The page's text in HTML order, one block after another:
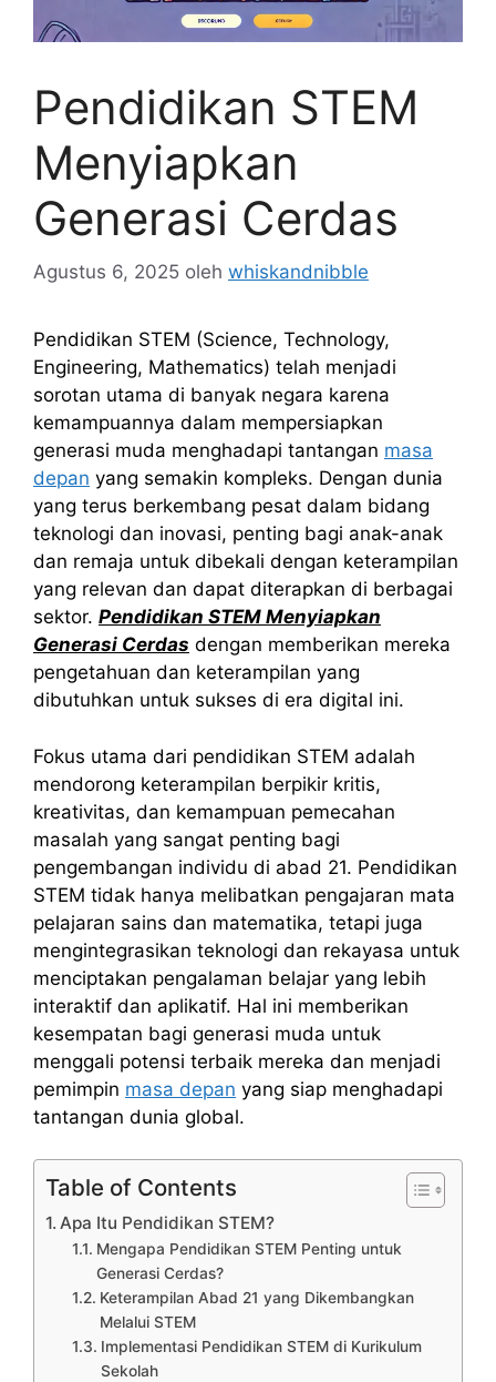
Pendidikan STEM
Menyiapkan
Generasi Cerdas
Agustus 6, 2025 oleh whiskandnibble
Pendidikan STEM (Science, Technology,
Engineering, Mathematics) telah menjadi
sorotan utama di banyak negara karena
kemampuannya dalam mempersiapkan
generasi muda menghadapi tantangan masa
depan yang semakin kompleks. Dengan dunia
yang terus berkembang pesat dalam bidang
teknologi dan inovasi, penting bagi anak-anak
dan remaja untuk dibekali dengan keterampilan
yang relevan dan dapat diterapkan di berbagai
sektor. Pendidikan STEM Menyiapkan
Generasi Cerdas dengan memberikan mereka
pengetahuan dan keterampilan yang
dibutuhkan untuk sukses di era digital ini.
Fokus utama dari pendidikan STEM adalah
mendorong keterampilan berpikir kritis,
kreativitas, dan kemampuan pemecahan
masalah yang sangat penting bagi
pengembangan individu di abad 21. Pendidikan
STEM tidak hanya melibatkan pengajaran mata
pelajaran sains dan matematika, tetapi juga
mengintegrasikan teknologi dan rekayasa untuk
menciptakan pengalaman belajar yang lebih
interaktif dan aplikatif. Hal ini memberikan
kesempatan bagi generasi muda untuk
menggali potensi terbaik mereka dan menjadi
pemimpin masa depan yang siap menghadapi
tantangan dunia global.
Table of Contents
Apa Itu Pendidikan STEM?
Mengapa Pendidikan STEM Penting untuk
Generasi Cerdas?
Keterampilan Abad 21 yang Dikembangkan
Melalui STEM
Implementasi Pendidikan STEM di Kurikulum
Sekolah